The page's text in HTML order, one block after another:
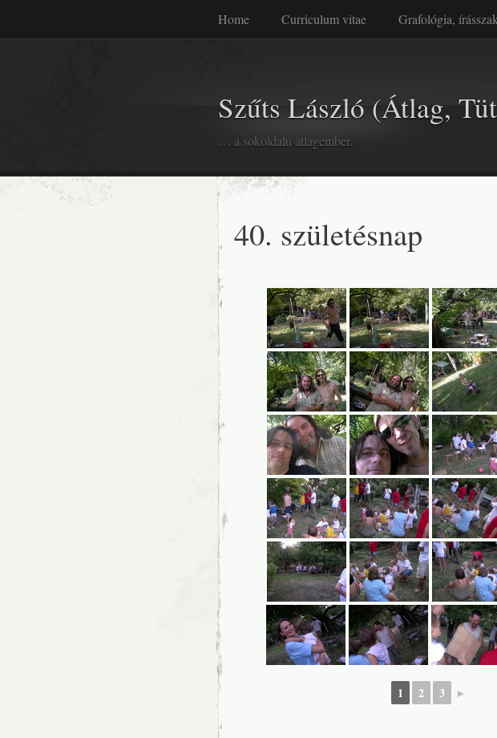
Home Curriculum vitae Grafológia,
… a sokoldalú átlagember.
Szűts László (Átlag,
40. születésnap
1 2 3 ►